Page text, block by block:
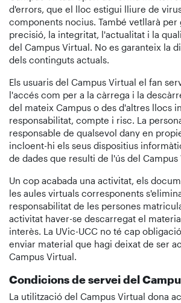
d'errors, que el lloc estigui lliure de
components nocius. També vetllarà per
precisió, la integritat, l'actualitat i la
del Campus Virtual. No es garanteix la
dels continguts actuals.
Els usuaris del Campus Virtual el fan
l'accés com per a la càrrega i la
del mateix Campus o des d'altres llocs
responsabilitat, compte i risc. La
responsable de qualsevol dany en
incloent-hi els seus dispositius
de dades que resulti de l'ús del Campus
Un cop acabada una activitat, els
les aules virtuals corresponents
responsabilitat de les persones
activitat haver-se descarregat el
interès. La UVic-UCC no té cap
enviar material que hagi deixat de ser
Campus Virtual.
Condicions de servei del
La utilització del Campus Virtual dona